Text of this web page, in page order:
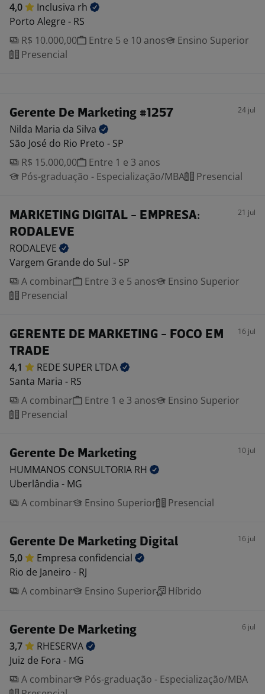
4,0 Inclusiva rh
Porto Alegre - RS
R$ 10.000,00
Entre 5 e 10 anos
Ensino Superior
Presencial
Gerente De Marketing #1257 24 jul
Nilda Maria da Silva
São José do Rio Preto - SP
R$ 15.000,00
Entre 1 e 3 anos
Pós-graduação - Especialização/MBA
Presencial
MARKETING DIGITAL - EMPRESA:
RODALEVE
21 jul
RODALEVE
Vargem Grande do Sul - SP
A combinar
Entre 3 e 5 anos
Ensino Superior
Presencial
GERENTE DE MARKETING - FOCO EM
TRADE
16 jul
4,1 REDE SUPER LTDA
Santa Maria - RS
A combinar
Entre 1 e 3 anos
Ensino Superior
Presencial
Gerente De Marketing 10 jul
HUMMANOS CONSULTORIA RH
Uberlândia - MG
A combinar
Ensino Superior Presencial
Gerente De Marketing Digital 16 jul
5,0 Empresa confidencial
Rio de Janeiro - RJ
A combinar
Ensino Superior Híbrido
Gerente De Marketing 6 jul
3,7
RHESERVA
Juiz de Fora - MG
A combinar
Pós-graduação - Especialização/MBA